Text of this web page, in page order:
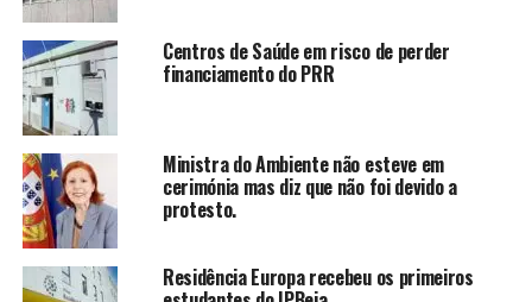
Centros de Saúde em risco de perder
financiamento do PRR
Ministra do Ambiente não esteve em
cerimónia mas diz que não foi devido a
protesto.
Residência Europa recebeu os primeiros